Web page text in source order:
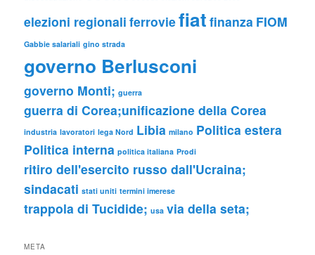
elezioni regionali ferroviefiat finanza FIOM
Gabbie salariali gino strada
governo Berlusconi
governo Monti; guerra
guerra di Corea;unificazione della Corea
industria lavoratori lega Nord Libia milano Politica estera
Politica interna politica italiana Prodi
ritiro dell'esercito russo dall'Ucraina;
sindacati stati uniti termini imerese
trappola di Tucidide; usa via della seta;
META